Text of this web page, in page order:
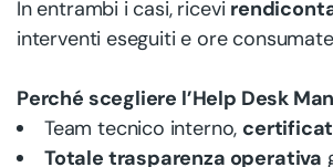
In entrambi i casi, ricevi
interventi eseguiti e ore
Perché scegliere l’Help Desk
Team tecnico interno,
Totale trasparenza operativa